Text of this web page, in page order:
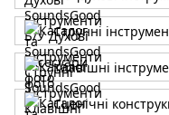
Струнні
Клавішні
Сценічні